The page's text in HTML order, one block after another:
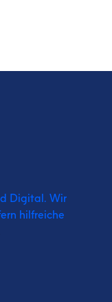
Digital. Wir
hilfreiche